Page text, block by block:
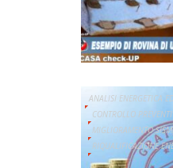
ANALISI ENERGETICA
CONTROLLO
MIGLIORAMENTO
RIQUALIFICAZIONE